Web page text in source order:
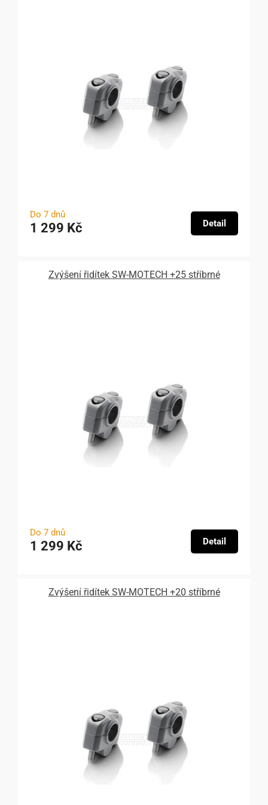
Do 7 dnů
1 299 Kč Detail
Zvýšení řidítek SW-MOTECH +25 stříbrné
Do 7 dnů
1 299 Kč Detail
Zvýšení řidítek SW-MOTECH +20 stříbrné